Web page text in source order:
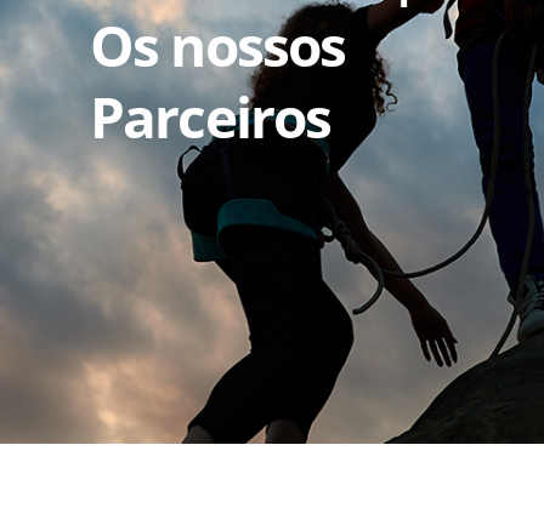
Os nossos
Parceiros